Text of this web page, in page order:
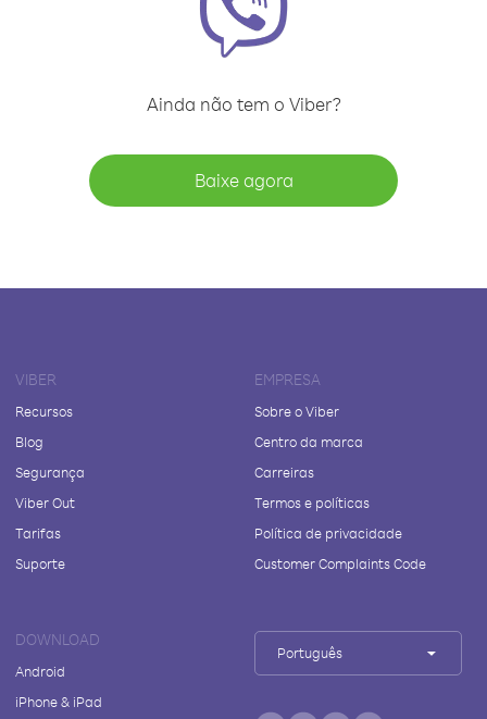
Ainda não tem o Viber?
Baixe agora
VIBER
Recursos
Blog
Segurança
Viber Out
Tarifas
Suporte
EMPRESA
Sobre o Viber
Centro da marca
Carreiras
Termos e políticas
Política de privacidade
Customer Complaints Code
DOWNLOAD
Android
iPhone & iPad
Português